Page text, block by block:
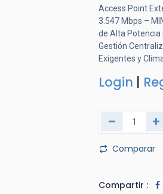
Access Point
3.547 Mbps –
de Alta Potencia
Gestión
Exigentes y
Login
Comparar
Compartir :